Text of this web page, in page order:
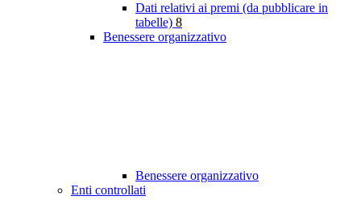
Dati relativi ai premi (da pubblicare in
tabelle) 8
Benessere organizzativo
Benessere organizzativo
Enti controllati